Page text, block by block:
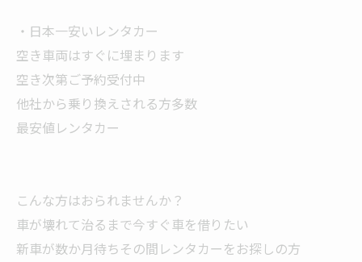
・日本一安いレンタカー
空き車両はすぐに埋まります
空き次第ご予約受付中
他社から乗り換えされる方多数
最安値レンタカー
こんな方はおられませんか？
車が壊れて治るまで今すぐ車を借りたい
新車が数か月待ちその間レンタカーをお探しの方